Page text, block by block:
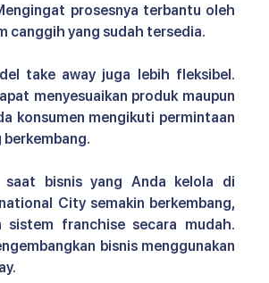
prosesnya terbantu oleh
canggih yang sudah tersedia.
take away juga lebih fleksibel.
menyesuaikan produk maupun
konsumen mengikuti permintaan
saat bisnis yang Anda kelola di
City semakin berkembang,
sistem franchise secara mudah.
bisnis menggunakan